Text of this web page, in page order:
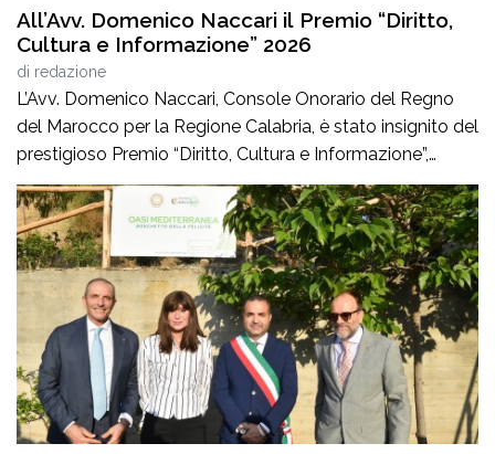
All’Avv. Domenico Naccari il Premio “Diritto,
Cultura e Informazione” 2026
di redazione
L’Avv. Domenico Naccari, Console Onorario del Regno
del Marocco per la Regione Calabria, è stato insignito del
prestigioso Premio “Diritto, Cultura e Informazione”,
giunto alla IV edizione, promosso dal Consiglio
dell’Ordine degli Avvocati di Palmi, dall’AIGA –
Associazione Italiana Giovani Avvocati – Sezione di
Palmi e dall’ONDIF – Osservatorio Nazionale sul Diritto
di Famiglia – […]